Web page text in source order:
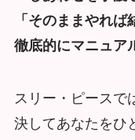
「そのままやれ
徹底的にマニュア
スリー・ピースで
決してあなたをひ